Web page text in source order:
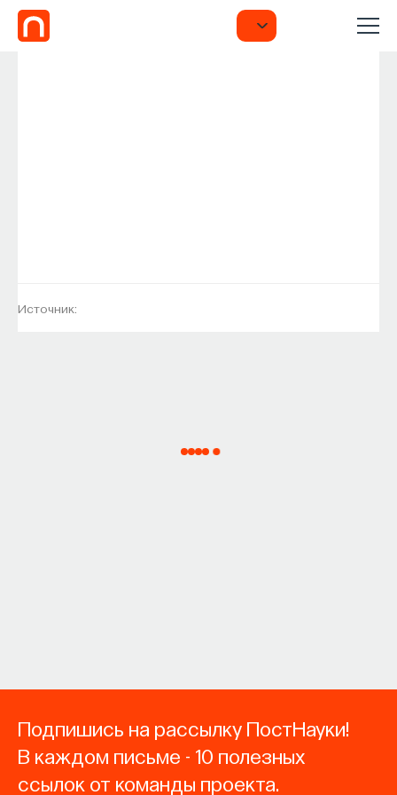
Источник:
Подпишись на рассылку ПостНауки!
В каждом письме - 10 полезных
ссылок от команды проекта.